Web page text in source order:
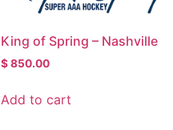
King of Spring – Nashville
$850.00
Add to cart